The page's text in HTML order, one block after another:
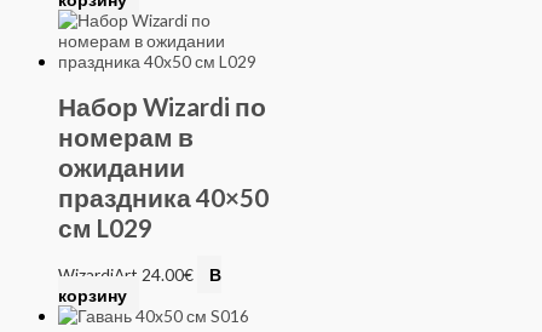
Набор Wizardi по
номерам в
ожидании
праздника 40×50
см L029
WizardiArt 24.00€
В
корзину